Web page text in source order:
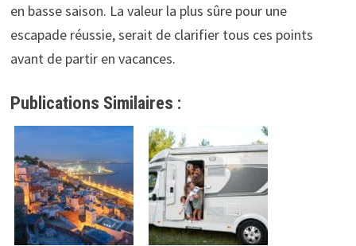
en basse saison. La valeur la plus sûre pour une
escapade réussie, serait de clarifier tous ces points
avant de partir en vacances.
Publications Similaires :